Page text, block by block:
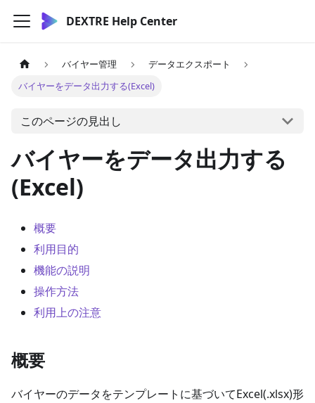
DEXTRE Help Center
バイヤー管理
データエクスポート
バイヤーをデータ出力する(Excel)
このページの見出し
バイヤーをデータ出力する
(Excel)
概要
利用目的
機能の説明
操作方法
利用上の注意
概要
バイヤーのデータをテンプレートに基づいてExcel(.xlsx)形